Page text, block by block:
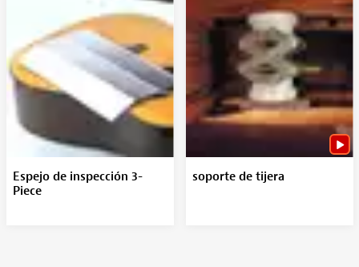
Espejo de inspección 3-
Piece
soporte de tijera